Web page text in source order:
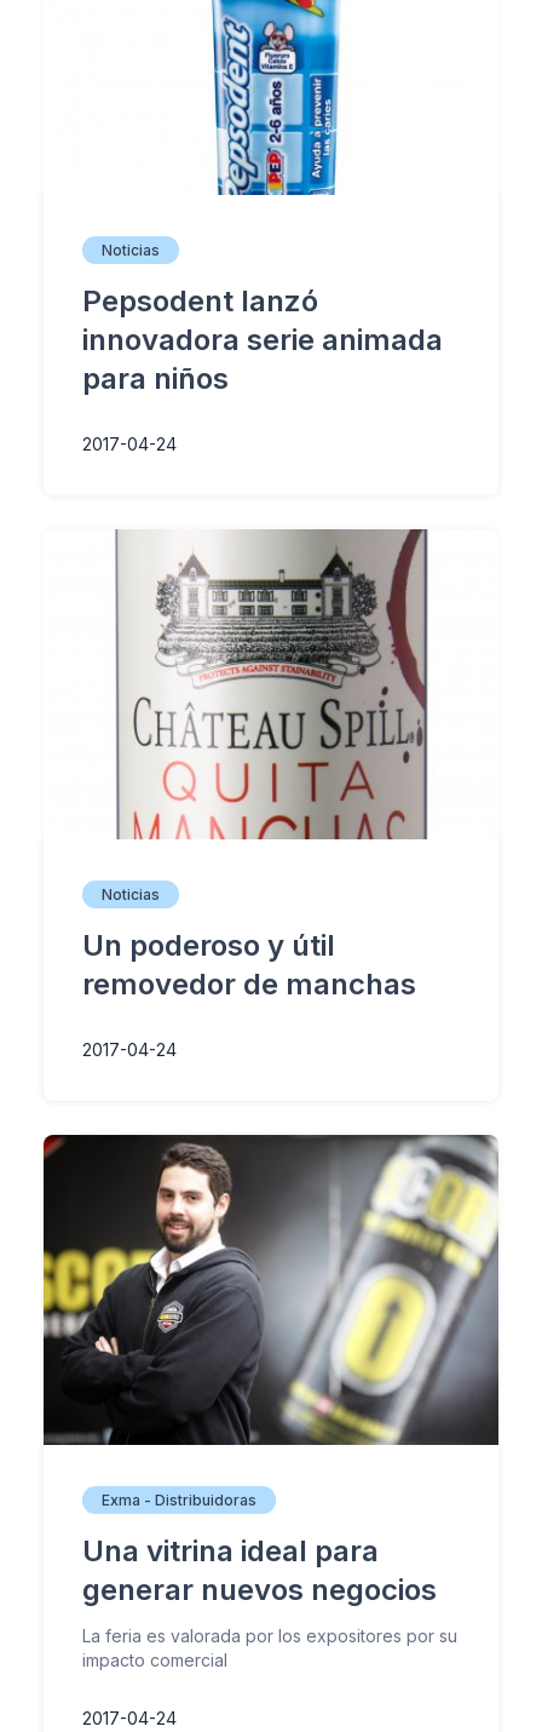
Noticias
Pepsodent lanzó
innovadora serie animada
para niños
2017-04-24
Noticias
Un poderoso y útil
removedor de manchas
2017-04-24
Exma - Distribuidoras
Una vitrina ideal para
generar nuevos negocios
La feria es valorada por los expositores por su
impacto comercial
2017-04-24